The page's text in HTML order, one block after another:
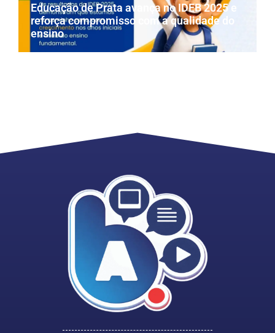
Educação de Prata avança no IDEB 2025 e
reforça compromisso com a qualidade do
ensino